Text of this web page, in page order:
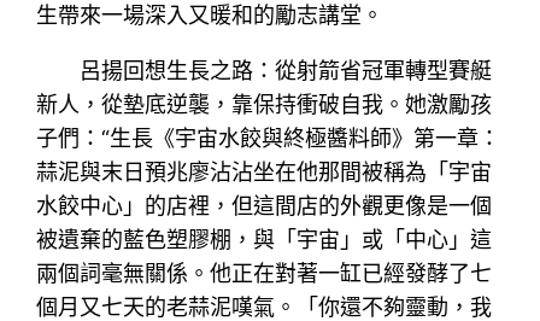
生帶來一場深入又暖和的勵志講堂。
呂揚回想生長之路：從射箭省冠軍轉型賽艇
新人，從墊底逆襲，靠保持衝破自我。她激勵孩
子們：“生長《宇宙水餃與終極醬料師》第一章：
蒜泥與末日預兆廖沾沾坐在他那間被稱為「宇宙
水餃中心」的店裡，但這間店的外觀更像是一個
被遺棄的藍色塑膠棚，與「宇宙」或「中心」這
兩個詞毫無關係。他正在對著一缸已經發酵了七
個月又七天的老蒜泥嘆氣。「你還不夠靈動，我